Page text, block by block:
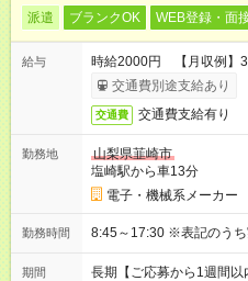
派遣 ブランクOK WEB登録・面
給与
時給2000円 【月収例】
交通費別途支給あり
交通費 交通費支給有り
勤務地
山梨県韮崎市
塩崎駅から車13分
電子・機械系メーカー
勤務時間 8:45～17:30 ※表
期間
長期【ご応募から1週間以